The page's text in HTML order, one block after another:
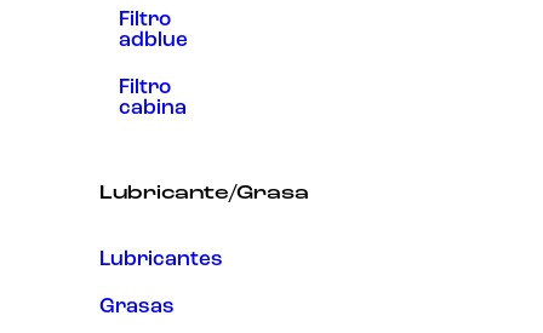
Filtro
adblue
Filtro
cabina
Lubricante/Grasa
Lubricantes
Grasas